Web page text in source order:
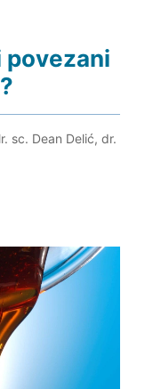
povezani
sc. Dean Delić, dr.